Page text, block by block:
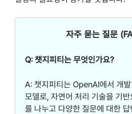
자주 묻는 질문
Q: 챗지피티는 무엇인가요?
A: 챗지피티는 OpenAI에서 개
모델로, 자연어 처리 기술을 기
를 나누고 다양한 질문에 대한